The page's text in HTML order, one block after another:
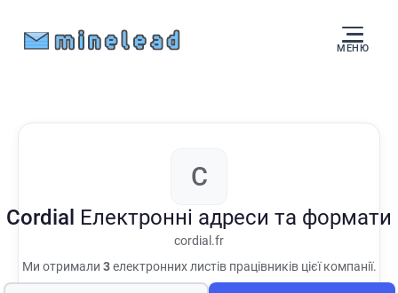
МЕНЮ
C
Cordial Електронні адреси та формати
cordial.fr
Ми отримали 3електронних листів працівників цієї компанії.